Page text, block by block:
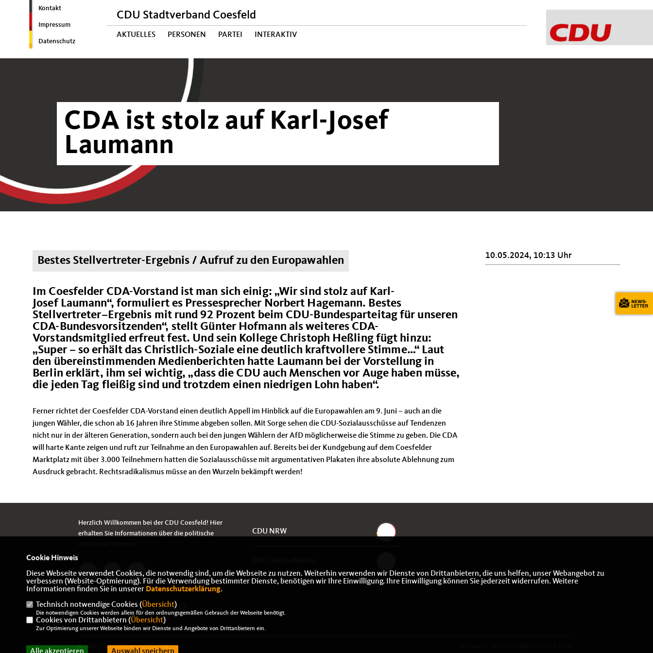
Kontakt
Impressum
Datenschutz
CDU Stadtverband Coesfeld
AKTUELLES PERSONEN PARTEI INTERAKTIV
CDA ist stolz auf Karl-Josef
Laumann
Bestes Stellvertreter-Ergebnis / Aufruf zu den Europawahlen
Im Coesfelder CDA-Vorstand ist man sich einig: „Wir sind stolz auf Karl-
Josef Laumann“, formuliert es Pressesprecher Norbert Hagemann. Bestes
Stellvertreter–Ergebnis mit rund 92 Prozent beim CDU-Bundesparteitag für unseren
CDA-Bundesvorsitzenden“, stellt Günter Hofmann als weiteres CDA-
Vorstandsmitglied erfreut fest. Und sein Kollege Christoph Heßling fügt hinzu:
Super – so erhält das Christlich-Soziale eine deutlich kraftvollere Stimme…“ Laut
den übereinstimmenden Medienberichten hatte Laumann bei der Vorstellung in
Berlin erklärt, ihm sei wichtig, „dass die CDU auch Menschen vor Auge haben müsse,
die jeden Tag fleißig sind und trotzdem einen niedrigen Lohn haben“.
Ferner richtet der Coesfelder CDA-Vorstand einen deutlich Appell im Hinblick auf die Europawahlen am 9. Juni – auch an die
jungen Wähler, die schon ab 16 Jahren ihre Stimme abgeben sollen. Mit Sorge sehen die CDU-Sozialausschüsse auf Tendenzen
nicht nur in der älteren Generation, sondern auch bei den jungen Wählern der AfD möglicherweise die Stimme zu geben. Die CDA
will harte Kante zeigen und ruft zur Teilnahme an den Europawahlen auf. Bereits bei der Kundgebung auf dem Coesfelder
Marktplatz mit über 3.000 Teilnehmern hatten die Sozialausschüsse mit argumentativen Plakaten ihre absolute Ablehnung zum
Ausdruck gebracht. Rechtsradikalismus müsse an den Wurzeln bekämpft werden!
10.05.2024, 10:13 Uhr
Herzlich Willkommen bei der CDU Coesfeld! Hier
erhalten Sie Informationen über die politische
IMPRESSUM
DATENSCHUTZ
KONTAKT
CDU NRW
© 2026 CDU Stadtverband Coesfeld,
Cookie Hinweis
Diese Webseite verwendet Cookies, die notwendig sind, um die Webseite zu nutzen. Weiterhin verwenden wir Dienste von Drittanbietern, die uns helfen, unser Webangebot zu
verbessern (Website-Optmierung). Für die Verwendung bestimmter Dienste, benötigen wir Ihre Einwilligung. Ihre Einwilligung können Sie jederzeit widerrufen. Weitere
Informationen finden Sie in unserer Datenschutzerklärung.
Technisch notwendige Cookies (Übersicht)
Die notwendigen Cookies werden allein für den ordnungsgemäßen Gebrauch der Webseite benötigt.
Cookies von Drittanbietern (Übersicht)
Zur Optimierung unserer Webseite binden wir Dienste und Angebote von Drittanbietern ein.